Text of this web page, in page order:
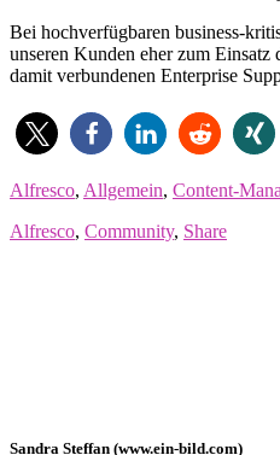
Bei hochverfügbaren business-
unseren Kunden eher zum
damit verbundenen Enterprise
Alfresco, Allgemein, Content-
Alfresco, Community, Share
Sandra Steffan (www.ein-bild.com)